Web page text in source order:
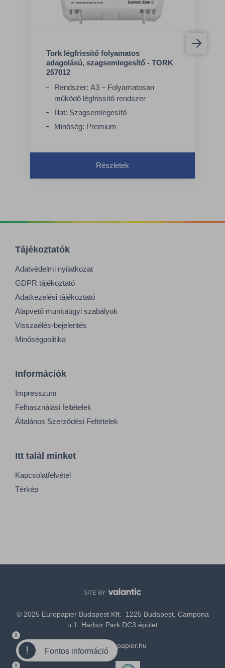
Tork légfrissítő folyamatos
adagolású, szagsemlegesítő - TORK
257012
Rendszer: A3 – Folyamatosan
működő légfrissítő rendszer
Illat: Szagsemlegesítő
Minőség: Premium
Részletek
Tájékoztatók
Adatvédelmi nyilatkozat
GDPR tájékoztató
Adatkezelési tájékoztató
Alapvető munkaügyi szabályok
Visszaélés-bejelentés
Minőségpolitika
Információk
Impresszum
Felhasználási feltételek
Általános Szerződési Feltételek
Itt talál minket
Kapcsolatfelvétel
Térkép
© 2025 Europapier Budapest Kft. 1225 Budapest, Campona
u.1. Harbor Park DC3 épület
office@europapier.hu
! Fontos információ
x
x